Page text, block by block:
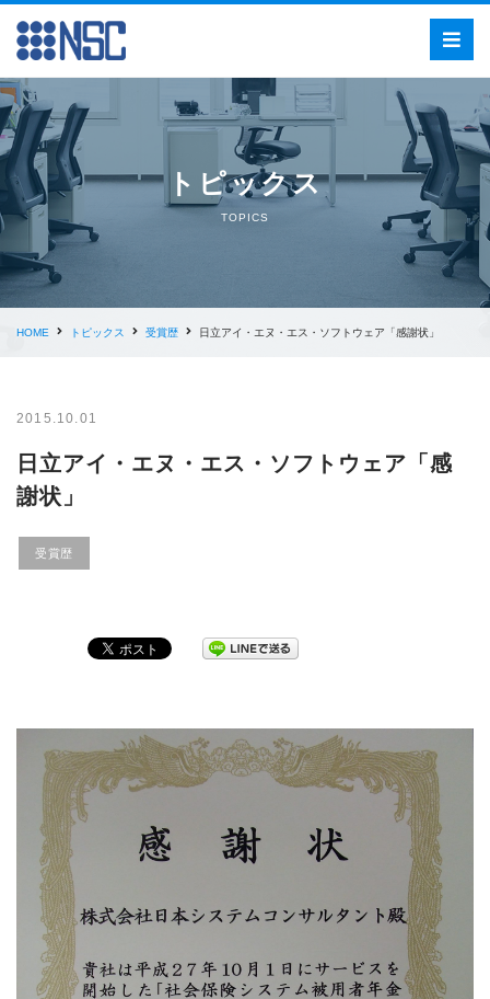
トピックス
TOPICS
HOME トピックス 受賞歴 日立アイ・エヌ・エス・ソフトウェア「感謝状」
2015.10.01
日立アイ・エヌ・エス・ソフトウェア「感
謝状」
受賞歴